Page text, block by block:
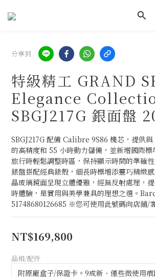
分享到
特級精工 GRAND
Elegance
SBGJ217G 銀面盤
SBGJ217G 配備 Calibre 9S86 機芯，提供
的高精度和 55 小時動力儲備，並新增國際
旅行時輕鬆調整時區，保持顯示時間的準確
錶盤搭配經典錶殼，細長時標增添靈巧精緻
晶玻璃鏡面呈現立體優雅，經無反射處理，
時體驗，是實用與美學兼具的理想之選。
51748680126685 ※您可使用此號碼向店鋪/
NT$169,800
品相/配件